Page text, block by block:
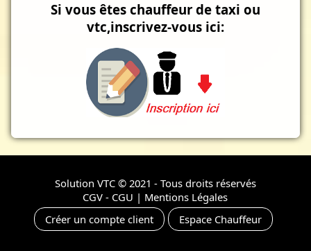
Si vous êtes chauffeur de taxi ou
vtc,inscrivez-vous ici:
Solution VTC© 2021 - Tous droits réservés
CGV - CGU | Mentions Légales
Créer un compte client
Espace Chauffeur